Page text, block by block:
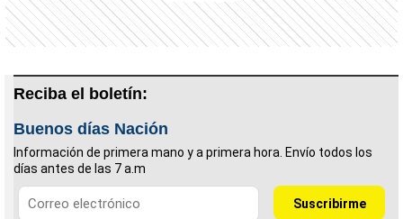
Reciba el boletín:
Buenos días Nación
Información de primera mano y a primera hora. Envío todos los
días antes de las 7 a.m